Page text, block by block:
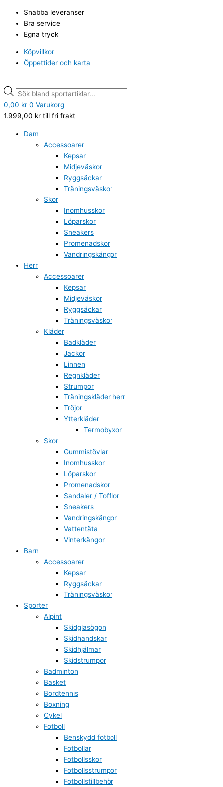
innehåll
Snabba leveranser
Bra service
Egna tryck
Köpvillkor
Öppettider och karta
search
0,00 kr 0 Varukorg
1.999,00 kr till fri frakt
Dam
Accessoarer
Kepsar
Midjeväskor
Ryggsäckar
Träningsväskor
Skor
Inomhusskor
Löparskor
Sneakers
Promenadskor
Vandringskängor
Herr
Accessoarer
Kepsar
Midjeväskor
Ryggsäckar
Träningsväskor
Kläder
Badkläder
Jackor
Linnen
Regnkläder
Strumpor
Träningskläder herr
Tröjor
Ytterkläder
Termobyxor
Skor
Gummistövlar
Inomhusskor
Löparskor
Promenadskor
Sandaler / Tofflor
Sneakers
Vandringskängor
Vattentäta
Vinterkängor
Barn
Accessoarer
Kepsar
Ryggsäckar
Träningsväskor
Sporter
Alpint
Skidglasögon
Skidhandskar
Skidhjälmar
Skidstrumpor
Badminton
Basket
Bordtennis
Boxning
Cykel
Fotboll
Benskydd fotboll
Fotbollar
Fotbollsskor
Fotbollsstrumpor
Fotbollstillbehör
search
Neptun
Vinterjacka,
Modern
mängd